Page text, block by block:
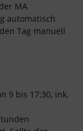
MA
automatisch
Tag manuell
9 bis 17:30, ink.